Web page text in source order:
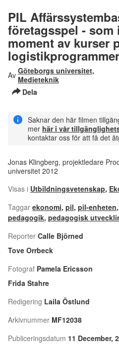
PIL
företagsspel - som
moment av kurser
Av Göteborgs universitet,
Medieteknik
Dela
Saknar den här filmen
mer här i vår
kontaktar oss för att få det
Jonas Klingberg, projektledare
universitet 2012
Visas i Utbildningsvetenskap,
Taggar ekonomi, pil, pil-enheten,
pedagogik, pedagogisk
Reporter Calle Björned
Tove Orrbeck
Fotograf Pamela Ericsson
Frida Stahre
Redigering Laila Östlund
Arkivnummer MF12038
Publiceringsdatum 11 December,